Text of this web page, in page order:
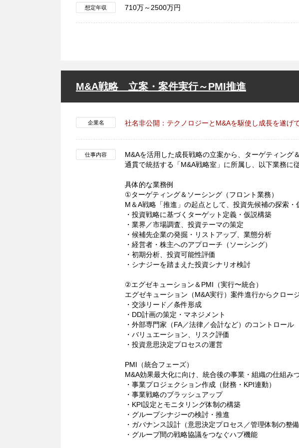
想定年収 710万～2500万円
M&A戦略 立案・案件実行～PMI推進
企業名 社名非公開：テクノロジーとM&Aを駆使し成長を遂げ
仕事内容
M&Aを活用した成長戦略の立案から、ターゲティング
通貫で統括する「M&A戦略室」に所属し、以下業務に
具体的な業務例
①ターゲティング＆ソーシング（フロント業務）
M＆A戦略「推進」の起点として、投資先候補の探索・
・投資戦略に基づくターゲット定義・仮説構築
・業界／市場調査、投資テーマの策定
・候補先企業の発掘・リストアップ、業態分析
・経営者・株主へのアプローチ（ソーシング）
・初期分析、投資可能性評価
・シナジーを踏まえた投資シナリオ検討
②エグゼキューション＆PMI（実行〜統合）
エグゼキューション（M&A実行）案件進行からクロー
・交渉リード／条件形成
・DD計画の策定・マネジメント
・外部専門家（FA／法律／会計など）のコントロール
・バリュエーション、リスク評価
・投資意思決定プロセスの運営
PMI（統合フェーズ）
M&A効果最大化に向け、統合後の事業・組織の仕組み
・事業プロジェクション作成（財務・KPI連動）
・事業戦略のブラッシュアップ
・KPI設定とモニタリング体制の構築
・グループシナジーの検討・推進
・ガバナンス設計（意思決定プロセス／管理体制の整備
・グループ間の戦略協議をつなぐハブ機能